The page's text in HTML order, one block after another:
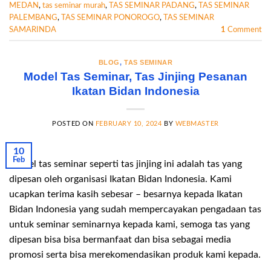
MEDAN, tas seminar murah, TAS SEMINAR PADANG,
TAS SEMINAR
PALEMBANG, TAS SEMINAR PONOROGO,
TAS SEMINAR
SAMARINDA
1 Comment
BLOG,TAS SEMINAR
Model Tas Seminar, Tas Jinjing Pesanan
Ikatan Bidan Indonesia
POSTED ON FEBRUARY 10, 2024 BY WEBMASTER
10
Feb
Model tas seminar seperti tas jinjing ini adalah tas yang
dipesan oleh organisasi Ikatan Bidan Indonesia. Kami
ucapkan terima kasih sebesar – besarnya kepada Ikatan
Bidan Indonesia yang sudah mempercayakan pengadaan tas
untuk seminar seminarnya kepada kami, semoga tas yang
dipesan bisa bisa bermanfaat dan bisa sebagai media
promosi serta bisa merekomendasikan produk kami kepada.